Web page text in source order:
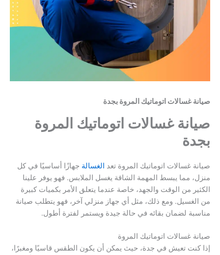
صيانة غسالات اتوماتيك المروة بجدة
صيانة غسالات اتوماتيك المروة
بجدة
صيانة غسالات اتوماتيك المروة تعد الغسالة جهازًا أساسيًا في كل
منزل، مما يبسط المهمة الشاقة يغسل الملابس. فهو يوفر علينا
الكثير من الوقت والجهد، خاصة عندما يتعلق الأمر بكميات كبيرة
من الغسيل. ومع ذلك، مثل أي جهاز منزلي آخر، فهو يتطلب صيانة
مناسبة لضمان بقائه في حالة جيدة ويستمر لفترة أطول.
صيانة غسالات اتوماتيك المروة
إذا كنت تعيش في جدة، حيث يمكن أن يكون الطقس قاسيًا ومغبرًا،